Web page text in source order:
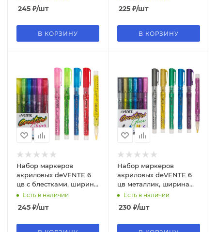
245 ₽/шт
В КОРЗИНУ
225 ₽/шт
В КОРЗИНУ
Набор маркеров
акриловых deVENTE 6
цв с блестками, ширина
линии 1,5 мм., 5044306
Есть в наличии
245 ₽/шт
Набор маркеров
акриловых deVENTE 6
цв металлик, ширина
линии 1,5 мм, 5044305
Есть в наличии
230 ₽/шт